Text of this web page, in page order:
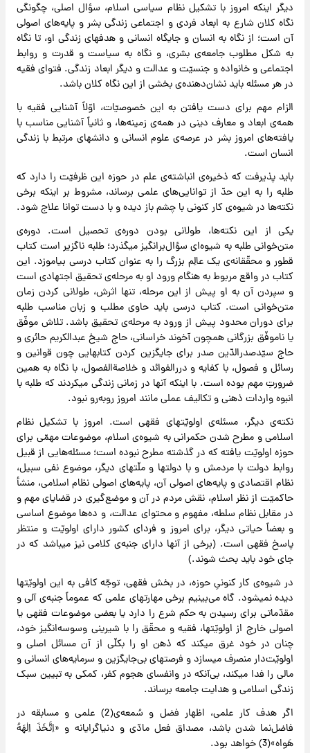
دیگر اینکه امروز با تشکیل نظام سیاسی اسلام، سؤال اصلی، چگونگی
نگاه کلان شارع به ابعاد فردی و اجتماعی زندگی بشر و پایه‌های اصولی
آن است؛ از نگاه به انسان و جایگاه انسانی و هدفهای زندگی او، تا نگاه
به شکل مطلوب جامعه‌ی بشری، و نگاه به سیاست و قدرت و روابط
اجتماعی و خانواده و جنسیّت و عدالت و دیگر ابعاد زندگی. فتوای فقیه
در هر مسئله باید نشان‌دهنده‌ی بخشی از این نگاه کلان باشد.
الزام مهم برای دست یافتن به این خصوصیّات، اوّلاً آشنایی فقیه با
همه‌ی ابعاد و معارف دینی در همه‌ی زمینه‌ها، و ثانیاً آشنایی مناسب با
یافته‌های امروز بشر در عرصه‌ی علوم انسانی و دانشهای مرتبط با زندگی
انسان است.
باید پذیرفت که ذخیره‌ی انباشته‌ی علم در حوزه این ظرفیّت را دارد که
طلبه را به این حدّ از توانایی‌های علمی برساند، مشروط بر اینکه برخی
نکته‌ها در شیوه‌ی کار کنونی با چشم باز دیده و با دست توانا علاج شود.
یکی از این نکته‌ها، طولانی بودن دوره‌ی تحصیل است. دوره‌ی
متن‌خوانی طلبه به شیوه‌ای سؤال‌برانگیز میگذرد؛ طلبه ناگزیر است کتاب
قطور و محقّقانه‌ی یک عالِم بزرگ را به عنوان کتاب درسی بیاموزد. این
کتاب در واقع مربوط به هنگام ورود او به مرحله‌ی تحقیق اجتهادی است
و سپردن آن به او پیش از این مرحله، تنها اثرش، طولانی کردن زمان
متن‌خوانی است. کتاب درسی باید حاوی مطلب و زبان مناسب طلبه
برای دوران محدود پیش از ورود به مرحله‌ی تحقیق باشد. تلاش موفّق
یا ناموفّق بزرگانی همچون آخوند خراسانی، حاج شیخ عبدالکریم حائری و
حاج سیّدصدرالدّین صدر برای جایگزین کردن کتابهایی چون قوانین و
رسائل و فصول، با کفایه و دررالفوائد و خلاصة‌الفصول، با نگاه به همین
ضرورتِ مهم بوده است. با اینکه آنها در زمانی زندگی میکردند که طلبه با
انبوه واردات ذهنی و تکالیف عملی مانند امروز روبه‌رو نبود.
نکته‌ی دیگر، مسئله‌ی اولویّتهای فقهی است. امروز با تشکیل نظام
اسلامی و مطرح شدن حکمرانی به شیوه‌ی اسلام، موضوعات مهمّی برای
حوزه اولویّت یافته که در گذشته مطرح نبوده است؛ مسئله‌هایی از قبیل
روابط دولت با مردمش و با دولتها و ملّتهای دیگر، موضوع نفی سبیل،
نظام اقتصادی و پایه‌های اصولی آن، پایه‌های اصولی نظام اسلامی، منشأ
حاکمیّت از نظر اسلام، نقش مردم در آن و موضع‌گیری در قضایای مهم و
در مقابل نظام سلطه، مفهوم و محتوای عدالت، و ده‌ها موضوع اساسی
و بعضاً حیاتی دیگر، برای امروز و فردای کشور دارای اولویّت و منتظر
پاسخ فقهی است. (برخی از آنها دارای جنبه‌ی کلامی نیز میباشد که در
جای خود باید بحث شوند.)
در شیوه‌ی کار کنونیِ حوزه، در بخش فقهی، توجّه کافی به این اولویّتها
دیده نمیشود. گاه می‌بینیم برخی مهارتهای علمی که عموماً جنبه‌ی آلی و
مقدّماتی برای رسیدن به حکم شرع را دارد یا بعضی موضوعات فقهی یا
اصولی خارج از اولویّتها، فقیه و محقّق را با شیرینی وسوسه‌انگیز خود،
چنان در خود غرق میکند که ذهن او را بکلّی از آن مسائل اصلی و
اولویّت‌دار منصرف میسازد و فرصتهای بی‌جایگزین و سرمایه‌های انسانی و
مالی را فدا میکند، بی‌آنکه در وانفسای هجوم کفر، کمکی به تبیین سبک
زندگی اسلامی و هدایت جامعه برساند.
اگر هدف کار علمی، اظهار فضل و سُمعه‌ی(2) علمی و مسابقه در
فاضل‌نما شدن باشد، مصداق فعل مادّی و دنیاگرایانه و «اِتَّخَذَ اِلٰهَهُ
هَواه»(3) خواهد بود.